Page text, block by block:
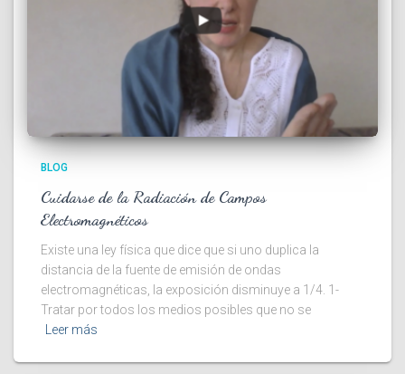
BLOG
Cuidarse de la Radiación de Campos
Electromagnéticos
Existe una ley física que dice que si uno duplica la
distancia de la fuente de emisión de ondas
electromagnéticas, la exposición disminuye a 1/4. 1-
Tratar por todos los medios posibles que no se
Leer más